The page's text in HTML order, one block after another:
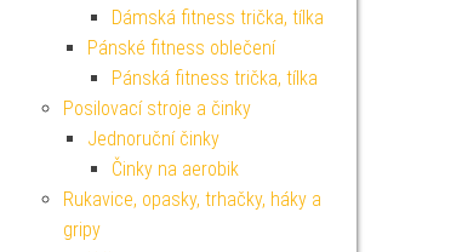
Dámská fitness trička, tílka
Pánské fitness oblečení
Pánská fitness trička, tílka
Posilovací stroje a činky
Jednoruční činky
Činky na aerobik
Rukavice, opasky, trhačky, háky a
gripy